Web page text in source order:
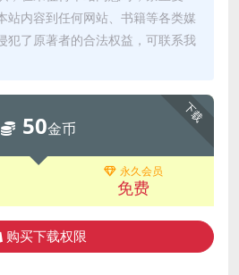
站内容到任何网站、书籍等各类媒
犯了原著者的合法权益，可联系我
下载
50金币
永久会员
免费
购买下载权限